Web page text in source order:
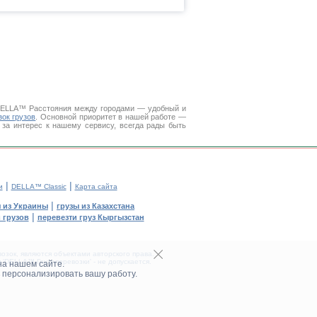
нашем сайте.
вашу работу.
Расстояния между городами — удобный и
грузов . Основной приоритет в нашей работе —
интерес к нашему сервису, всегда рады быть
| DELLA™ Classic| Карта сайта
из Украины | грузы из Казахстана
| перевезти груз Кыргызстан
являются объектами авторского права.
Грузоперевозки' - не допускается.